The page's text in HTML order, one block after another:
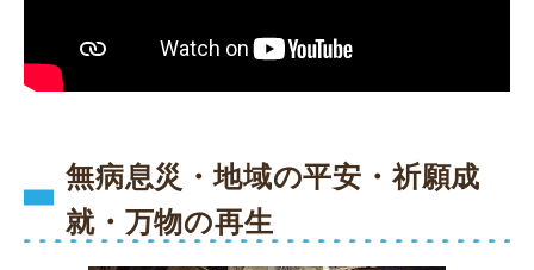
無病息災・地域の平安・祈願成
就・万物の再生